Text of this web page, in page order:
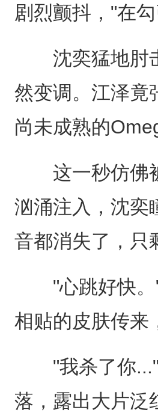
剧烈颤抖，"在
沈奕猛地肘
然变调。江泽竟
尚未成熟的
这一秒仿佛被
汹涌注入，沈奕
音都消失了，只
"心跳好快。"
相贴的皮肤传来
"我杀了你..."
落，露出大片泛